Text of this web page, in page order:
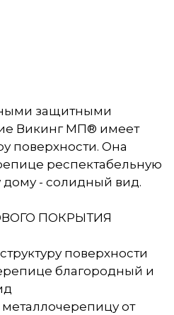
защитными
Викинг МП® имеет
поверхности. Она
респектабельную
дому - солидный вид.
ПОКРЫТИЯ
поверхности
благородный и
от